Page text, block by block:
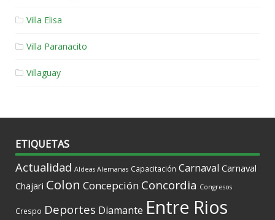
Villa Elisa
Villa Paranacito
Villaguay
ETIQUETAS
Actualidad Aldeas Alemanas Capacitación Carnaval Carnaval
Chajari Colon Concepción Concordia Congresos
Crespo Deportes Diamante Entre Rios